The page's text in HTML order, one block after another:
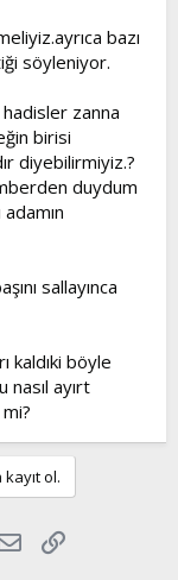
bazı
söyleniyor.
zanna
birisi
diyebilirmiyiz.?
duydum
sallayınca
kaldıki böyle
nasıl ayırt
ol.
E-posta